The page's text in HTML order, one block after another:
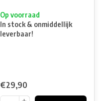
Op voorraad
In stock & onmiddellijk
leverbaar!
€29,90